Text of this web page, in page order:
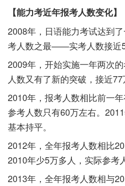
【能力考近年报考人数变化】
2008年，日语能力考试达到
考人数之最——实考人数接近
2009年，开始实施一年两次
人数又有了新的突破，接近77
2010年，报考人数相比前一
参考人数只有60万左右。
基本持平。
2012年，全年报考人数相比
2010年少5万多人，实际参考
2013年，全年报考人数相与